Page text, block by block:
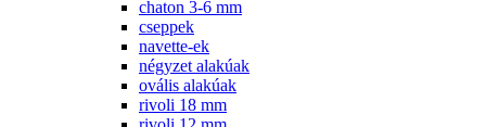
chaton 3-6 mm
cseppek
navette-ek
négyzet alakúak
ovális alakúak
rivoli 18 mm